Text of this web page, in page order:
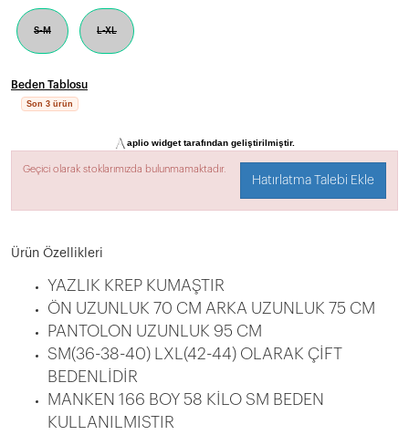
S-M L-XL
Beden Tablosu
Son 3 ürün
aplio widget tarafından geliştirilmiştir.
Geçici olarak stoklarımızda bulunmamaktadır.
Hatırlatma Talebi Ekle
Ürün Özellikleri
YAZLIK KREP KUMAŞTIR
ÖN UZUNLUK 70 CM ARKA UZUNLUK 75 CM
PANTOLON UZUNLUK 95 CM
SM(36-38-40) LXL(42-44) OLARAK ÇİFT
BEDENLİDİR
MANKEN 166 BOY 58 KİLO SM BEDEN
KULLANILMISTIR